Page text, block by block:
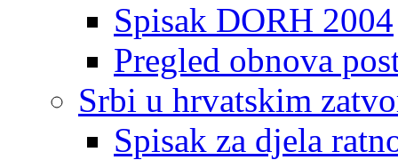
Spisak DORH 2004
Pregled obnova
Srbi u hrvatskim
Spisak za djela